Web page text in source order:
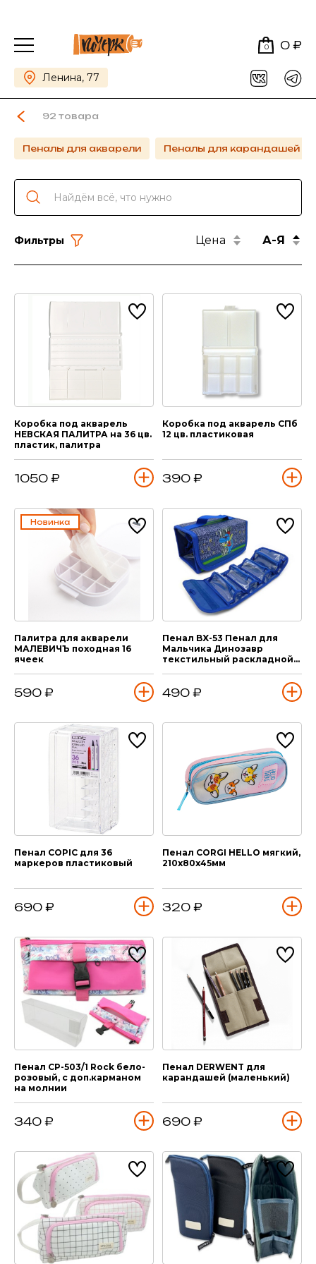
0 0 ₽
Ленина, 77
92 товара
Пеналы для акварели Пеналы для карандашей и
Фильтры Цена А-Я
Коробка под акварель
НЕВСКАЯ ПАЛИТРА на 36 цв.
пластик, палитра
1050 ₽
Коробка под акварель СПб
12 цв. пластиковая
390 ₽
Новинка
Палитра для акварели
МАЛЕВИЧЪ походная 16
ячеек
590 ₽
Пенал BX-53 Пенал для
Мальчика Динозавр
текстильный раскладной
490 ₽
Пенал COPIC для 36
маркеров пластиковый
690 ₽
Пенал CORGI HELLO мягкий,
210х80х45мм
320 ₽
Пенал CP-503/1 Rock бело-
розовый, с доп.карманом
на молнии
340 ₽
Пенал DERWENT для
карандашей (маленький)
690 ₽